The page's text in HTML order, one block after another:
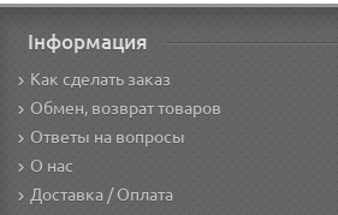
Інформация
Как сделать заказ
Обмен, возврат товаров
Ответы на вопросы
О нас
Доставка / Оплата